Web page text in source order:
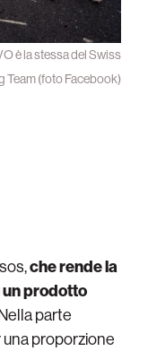
è la stessa del Swiss
Team (foto Facebook)
che rende la
un prodotto
parte
proporzione